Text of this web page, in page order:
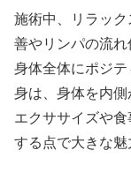
施術中、リラッ
善やリンパの流れ
身体全体にポジ
身は、身体を内
エクササイズや
する点で大きな魅